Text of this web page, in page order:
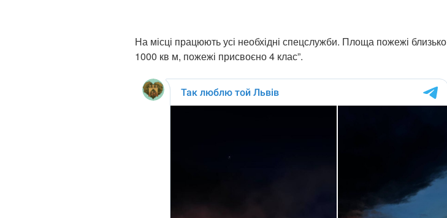
На місці працюють усі необхідні спецслужби. Площа пожежі близько
1000 кв м, пожежі присвоєно 4 клас”.